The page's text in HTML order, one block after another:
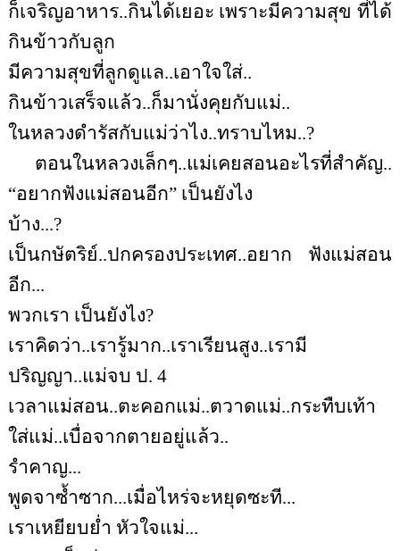
ก็เจริญอาหาร..กินได้เยอะ เพราะมีความสุข ที่ได้
กินข้าวกับลูก
มีความสุขที่ลูกดูแล..เอาใจใส่..
กินข้าวเสร็จแล้ว..ก็มานั่งคุยกับแม่..
ในหลวงดำรัสกับแม่ว่าไง..ทราบไหม..?
ตอนในหลวงเล็กๆ..แม่เคยสอนอะไรที่สำคัญ..
“อยากฟังแม่สอนอีก” เป็นยังไง
บ้าง...?
เป็นกษัตริย์..ปกครองประเทศ..อยาก ฟังแม่สอน
อีก...
พวกเรา เป็นยังไง?
เราคิดว่า..เรารู้มาก..เราเรียนสูง..เรามี
ปริญญา..แม่จบ ป. 4
เวลาแม่สอน..ตะคอกแม่..ตวาดแม่..กระทืบเท้า
ใส่แม่..เบื่อจากตายอยู่แล้ว..
รำคาญ...
พูดจาซ้ำซาก...เมื่อไหร่จะหยุดซะที...
เราเหยียบย่ำ หัวใจแม่...